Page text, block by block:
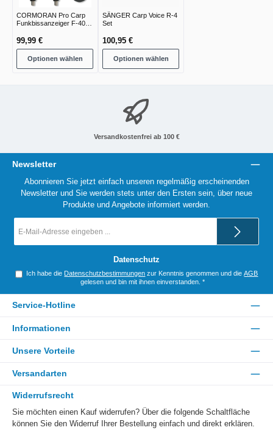
CORMORAN Pro Carp
Funkbissanzeiger F-4000
99,99 €
Optionen wählen
SÄNGER Carp Voice R-4
Set
100,95 €
Optionen wählen
Versandkostenfrei ab 100 €
Newsletter
Abonnieren Sie jetzt einfach unseren regelmäßig erscheinenden
Newsletter und Sie werden stets unter den Ersten sein, über neue
Produkte und Angebote informiert werden.
Mail-
Adresse
Datenschutz
Ich habe die Datenschutzbestimmungen zur Kenntnis genommen und dieAGB
gelesen und bin mit ihnen einverstanden. *
Service-Hotline
Informationen
Unsere Vorteile
Versandarten
Widerrufsrecht
Sie möchten einen Kauf widerrufen? Über die folgende Schaltfläche
können Sie den Widerruf Ihrer Bestellung einfach und direkt erklären.